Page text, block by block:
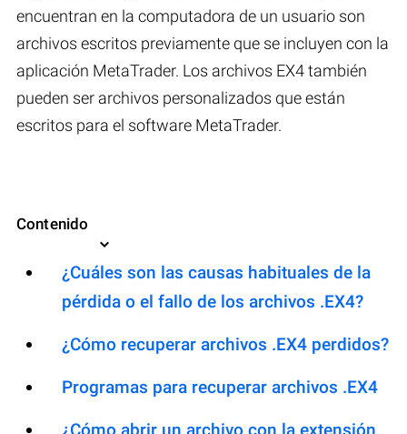
encuentran en la computadora de un usuario son
archivos escritos previamente que se incluyen con la
aplicación MetaTrader. Los archivos EX4 también
pueden ser archivos personalizados que están
escritos para el software MetaTrader.
Contenido
¿Cuáles son las causas habituales de la
pérdida o el fallo de los archivos .EX4?
¿Cómo recuperar archivos .EX4 perdidos?
Programas para recuperar archivos .EX4
¿Cómo abrir un archivo con la extensión